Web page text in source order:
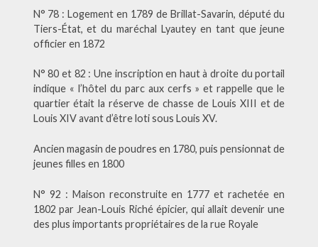
N° 78 : Logement en 1789 de Brillat-Savarin, député du
Tiers-État, et du maréchal Lyautey en tant que jeune
officier en 1872
N° 80 et 82 : Une inscription en haut à droite du portail
indique « l’hôtel du parc aux cerfs » et rappelle que le
quartier était la réserve de chasse de Louis XIII et de
Louis XIV avant d’être loti sous Louis XV.
Ancien magasin de poudres en 1780, puis pensionnat de
jeunes filles en 1800
N° 92 : Maison reconstruite en 1777 et rachetée en
1802 par Jean-Louis Riché épicier, qui allait devenir une
des plus importants propriétaires de la rue Royale